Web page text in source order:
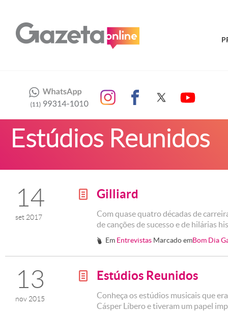
Estúdios Reunidos
14
set 2017
g Gilliard
Com quase quatro décadas de
de canções de sucesso e de hilárias
# Em Entrevistas Marcado emBom Dia
13
nov 2015
g Estúdios Reunidos
Conheça os estúdios musicais que
Cásper Líbero e tiveram um papel